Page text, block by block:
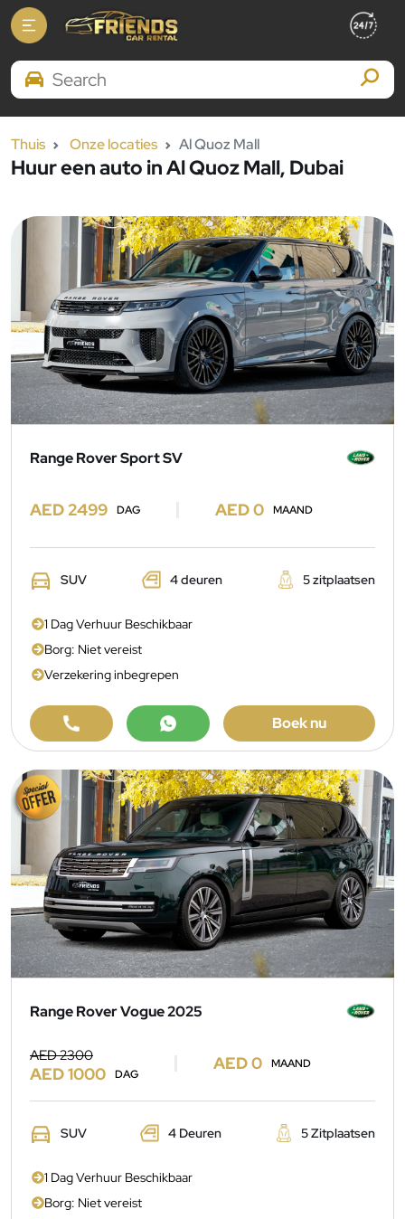
Search Brands
Thuis Onze locaties Al Quoz Mall
Huur een auto in Al Quoz Mall, Dubai
Range Rover Sport SV
AED 2499 DAG AED 0 MAAND
SUV 4 deuren 5 zitplaatsen
1 Dag Verhuur Beschikbaar
Borg: Niet vereist
Verzekering inbegrepen
Boek nu
Range Rover Vogue 2025
AED 2300
AED 1000 DAG
AED 0 MAAND
SUV 4 Deuren 5 Zitplaatsen
1 Dag Verhuur Beschikbaar
Borg: Niet vereist